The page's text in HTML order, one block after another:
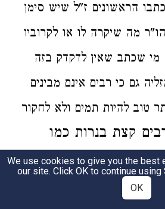
הראשונים ז"ל שיש סימן
מה שיקרה לו או לקרוביו
שכתב שאין לדקדק בזה
גם כי רבים אינם מבינים
טוב להיות תמים ולא לחקור
קצת בנרות כמו
הגה והמדקדקים נוהגיםלטבול
כמו בעיו"כ [מנהגים]
We use cookies to give you the best
our site. Click OK to continue using
OK